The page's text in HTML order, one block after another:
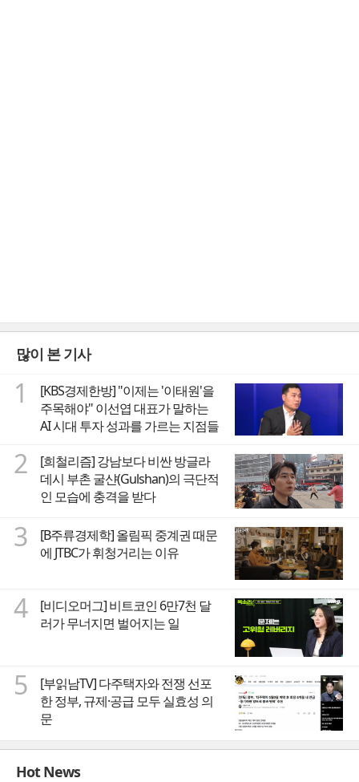
많이 본 기사
1
[KBS경제한방] "이제는 '이태원'을
주목해야" 이선엽 대표가 말하는
AI 시대 투자 성과를 가르는 지점들
2
[희철리즘] 강남보다 비싼 방글라
데시 부촌 굴샨(Gulshan)의 극단적
인 모습에 충격을 받다
3
[B주류경제학] 올림픽 중계권 때문
에 JTBC가 휘청거리는 이유
4
[비디오머그] 비트코인 6만7천 달
러가 무너지면 벌어지는 일
5
[부읽남TV] 다주택자와 전쟁 선포
한 정부, 규제·공급 모두 실효성 의
문
Hot News